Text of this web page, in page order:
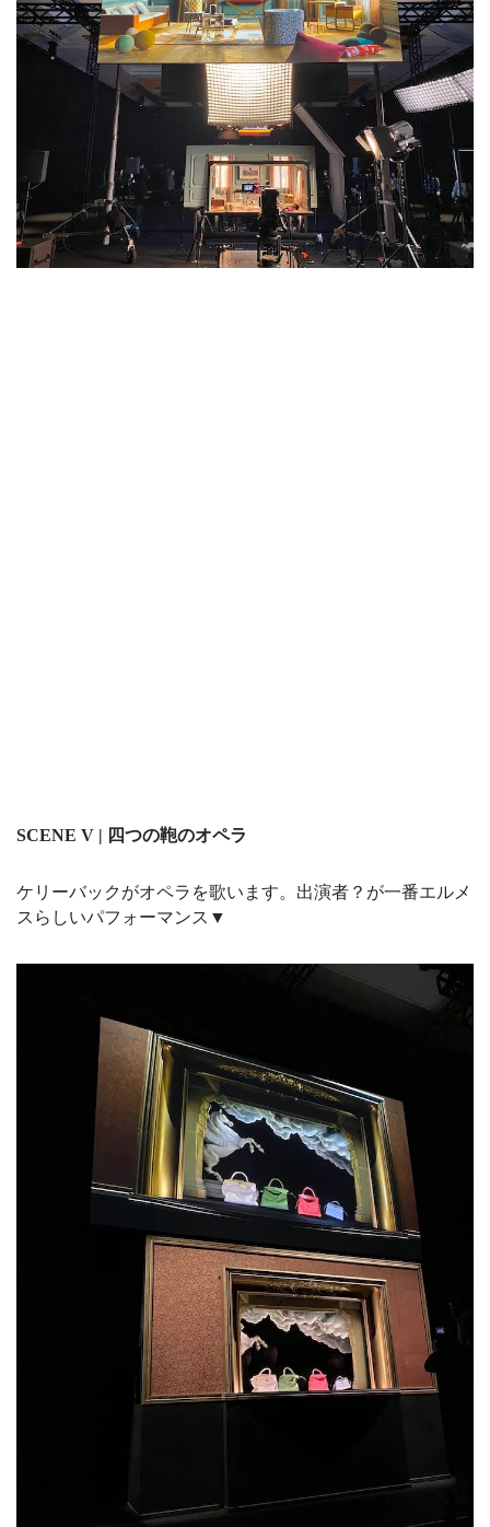
SCENE V | 四つの鞄のオペラ
ケリーバックがオペラを歌います。出演者？が一番エルメ
スらしいパフォーマンス▼